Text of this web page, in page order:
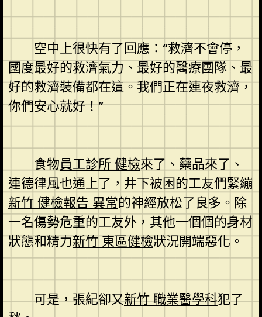
空中上很快有了回應：“救濟不會停，
國度最好的救濟氣力、最好的醫療團隊、最
好的救濟裝備都在這。我們正在連夜救濟，
你們安心就好！”
食物員工診所 健檢來了、藥品來了、
連德律風也通上了，井下被困的工友們緊繃
新竹 健檢報告 異常的神經放松了良多。除
一名傷勢危重的工友外，其他一個個的身材
狀態和精力新竹 東區健檢狀況開端惡化。
可是，張紀卻又新竹 職業醫學科犯了